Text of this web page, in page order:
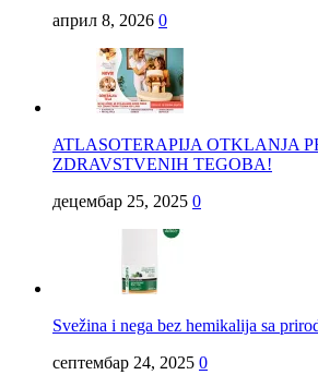
април 8, 2026 0
ATLASOTERAPIJA OTKLANJA
ZDRAVSTVENIH TEGOBA!
децембар 25, 2025 0
Svežina i nega bez hemikalija sa
септембар 24, 2025 0